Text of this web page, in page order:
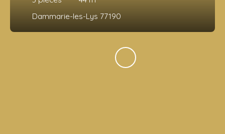
Dammarie-les-Lys 77190